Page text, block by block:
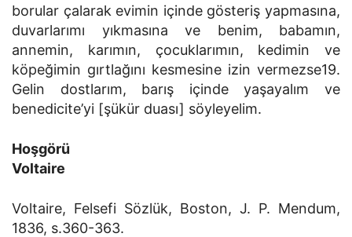
borular çalarak evimin içinde gösteriş yapmasına,
duvarlarımı yıkmasına ve benim, babamın,
annemin, karımın, çocuklarımın, kedimin ve
köpeğimin gırtlağını kesmesine izin vermezse19.
Gelin dostlarım, barış içinde yaşayalım ve
benedicite’yi [şükür duası] söyleyelim.
Hoşgörü
Voltaire
Voltaire, Felsefi Sözlük, Boston, J. P. Mendum,
1836, s.360-363.